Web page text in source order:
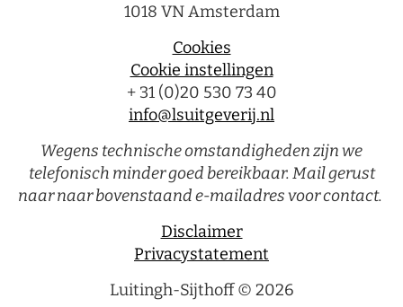
1018 VN Amsterdam
Cookies
Cookie instellingen
+ 31 (0)20 530 73 40
info@lsuitgeverij.nl
Wegens technische omstandigheden zijn we
telefonisch minder goed bereikbaar. Mail gerust
naar naar bovenstaand e-mailadres voor contact.
Disclaimer
Privacystatement
Luitingh-Sijthoff © 2026